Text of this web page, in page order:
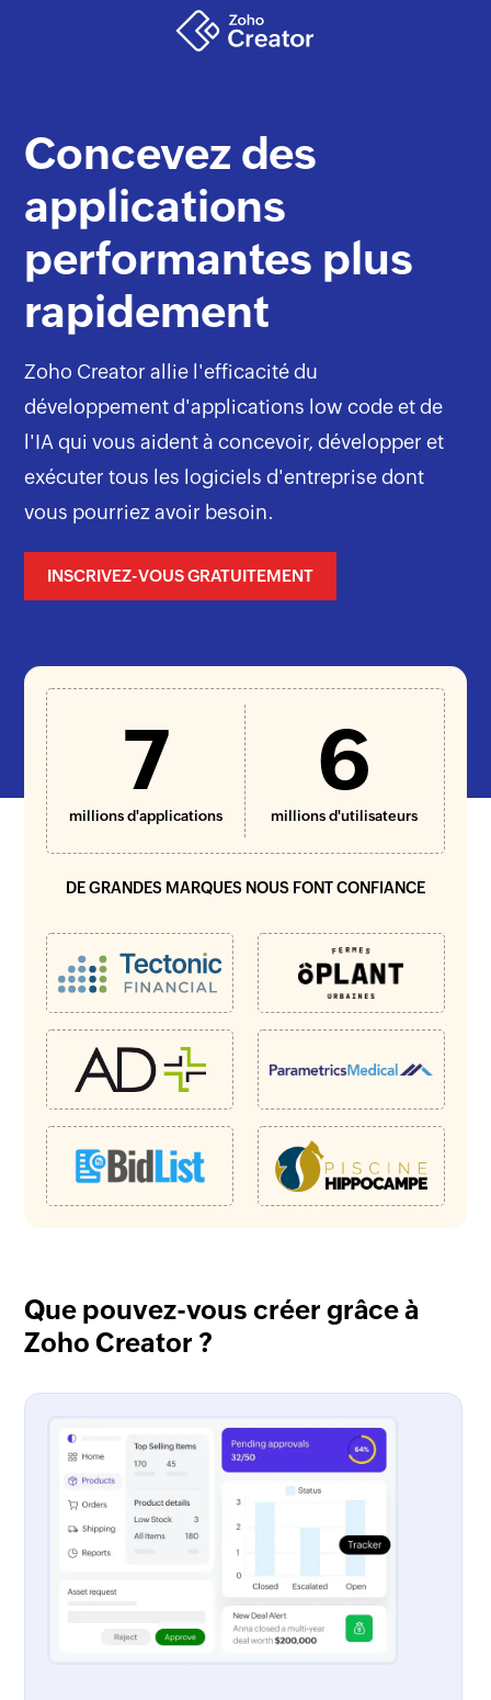
Concevez des
applications
performantes plus
rapidement
Zoho Creator allie l'efficacité du
développement d'applications low code et de
l'IA qui vous aident à concevoir, développer et
exécuter tous les logiciels d'entreprise dont
vous pourriez avoir besoin.
INSCRIVEZ-VOUS GRATUITEMENT
7
millions d'applications
6
millions d'utilisateurs
DE GRANDES MARQUES NOUS FONT CONFIANCE
Que pouvez-vous créer grâce à
Zoho Creator ?